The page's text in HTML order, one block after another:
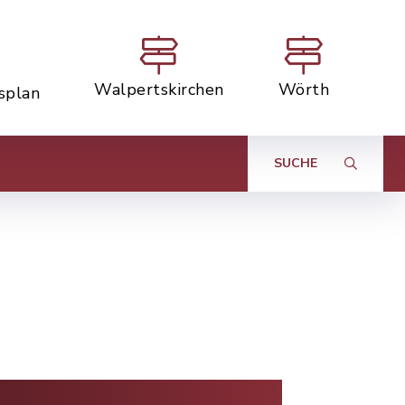
Walpertskirchen Wörth
SUCHE